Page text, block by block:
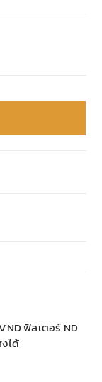
ฟิลเตอร์ ND
ได้